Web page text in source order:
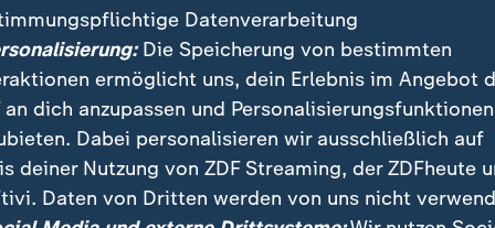
schafft die Riesenüberraschung, gewinnt gegen den
Siebenmeter-Werfen und steht im DHB-Pokal-
Gegner.
Datenverarbeitung
Die Speicherung von bestimmten
ermöglicht uns, dein Erlebnis im Angebot
an dich anzupassen und Personalisierungsfunktionen
Dabei personalisieren wir ausschließlich auf
deiner Nutzung von ZDF Streaming, der ZDFheute
Daten von Dritten werden von uns nicht